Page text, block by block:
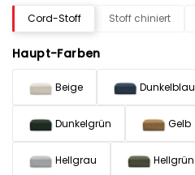
Cord-Stoff Stoff chiniert
Haupt-Farben
Beige Dunkelblau
Dunkelgrün Gelb
Hellgrau Hellgrün